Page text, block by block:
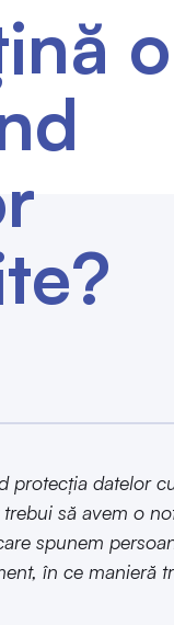
protecția datelor
să avem o
spunem
în ce manieră